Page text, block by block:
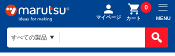
マイページ カート
0
MENU